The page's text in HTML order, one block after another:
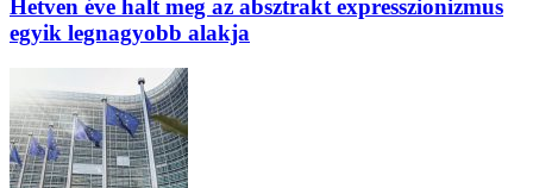
Hetven éve halt meg az absztrakt expresszionizmus
egyik legnagyobb alakja